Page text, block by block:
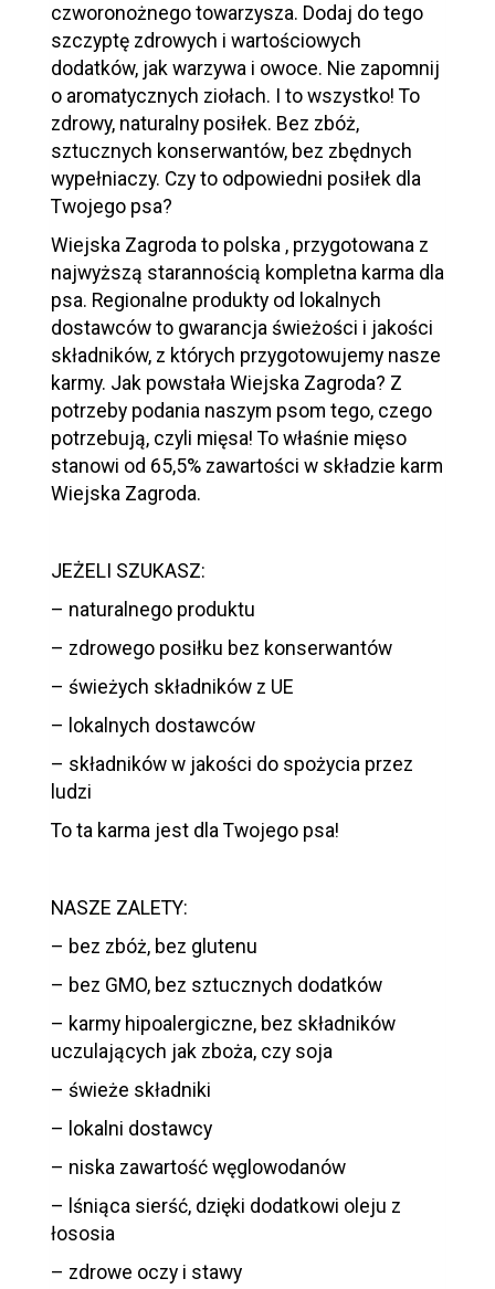
czworonożnego towarzysza. Dodaj do tego
szczyptę zdrowych i wartościowych
dodatków, jak warzywa i owoce. Nie zapomnij
o aromatycznych ziołach. I to wszystko! To
zdrowy, naturalny posiłek. Bez zbóż,
sztucznych konserwantów, bez zbędnych
wypełniaczy. Czy to odpowiedni posiłek dla
Twojego psa?
Wiejska Zagroda to polska , przygotowana z
najwyższą starannością kompletna karma dla
psa. Regionalne produkty od lokalnych
dostawców to gwarancja świeżości i jakości
składników, z których przygotowujemy nasze
karmy. Jak powstała Wiejska Zagroda? Z
potrzeby podania naszym psom tego, czego
potrzebują, czyli mięsa! To właśnie mięso
stanowi od 65,5% zawartości w składzie karm
Wiejska Zagroda.
JEŻELI SZUKASZ:
– naturalnego produktu
– zdrowego posiłku bez konserwantów
– świeżych składników z UE
– lokalnych dostawców
– składników w jakości do spożycia przez
ludzi
To ta karma jest dla Twojego psa!
NASZE ZALETY:
– bez zbóż, bez glutenu
– bez GMO, bez sztucznych dodatków
– karmy hipoalergiczne, bez składników
uczulających jak zboża, czy soja
– świeże składniki
– lokalni dostawcy
– niska zawartość węglowodanów
– lśniąca sierść, dzięki dodatkowi oleju z
łososia
– zdrowe oczy i stawy